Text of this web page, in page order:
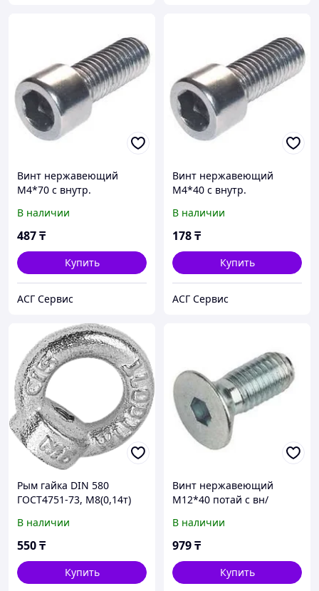
Винт нержавеющий
М4*70 с внутр.
912
В наличии
487₸
Купить
АСГ Сервис
Винт нержавеющий
М4*40 с внутр.
912
В наличии
178₸
Купить
АСГ Сервис
Рым гайка DIN 580
ГОСТ4751-73, М8(0,14т)
В наличии
550₸
Купить
Винт нержавеющий
М12*40 потай с вн/
В наличии
979₸
Купить